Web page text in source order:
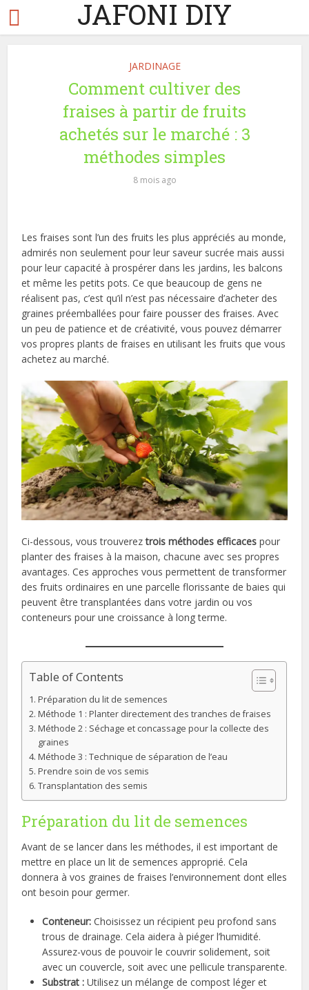
JAFONI DIY
JARDINAGE
Comment cultiver des
fraises à partir de fruits
achetés sur le marché : 3
méthodes simples
8 mois ago
Les fraises sont l’un des fruits les plus appréciés au monde,
admirés non seulement pour leur saveur sucrée mais aussi
pour leur capacité à prospérer dans les jardins, les balcons
et même les petits pots. Ce que beaucoup de gens ne
réalisent pas, c’est qu’il n’est pas nécessaire d’acheter des
graines préemballées pour faire pousser des fraises. Avec
un peu de patience et de créativité, vous pouvez démarrer
vos propres plants de fraises en utilisant les fruits que vous
achetez au marché.
Ci-dessous, vous trouvereztrois méthodes efficaces pour
planter des fraises à la maison, chacune avec ses propres
avantages. Ces approches vous permettent de transformer
des fruits ordinaires en une parcelle florissante de baies qui
peuvent être transplantées dans votre jardin ou vos
conteneurs pour une croissance à long terme.
Table of Contents
Préparation du lit de semences
Méthode 1 : Planter directement des tranches de fraises
Méthode 2 : Séchage et concassage pour la collecte des
graines
Méthode 3 : Technique de séparation de l’eau
Prendre soin de vos semis
Transplantation des semis
Préparation du lit de semences
Avant de se lancer dans les méthodes, il est important de
mettre en place un lit de semences approprié. Cela
donnera à vos graines de fraises l’environnement dont elles
ont besoin pour germer.
Conteneur: Choisissez un récipient peu profond sans
trous de drainage. Cela aidera à piéger l’humidité.
Assurez-vous de pouvoir le couvrir solidement, soit
avec un couvercle, soit avec une pellicule transparente.
Substrat : Utilisez un mélange de compost léger et